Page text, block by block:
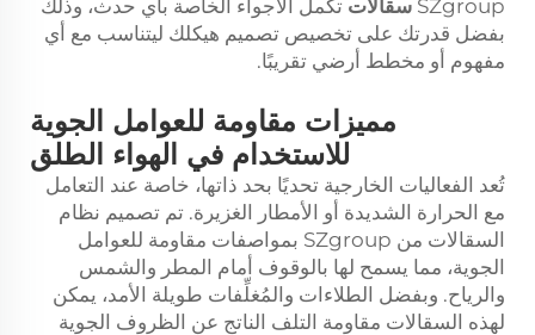
SZgroup سقالات تكمل الأجواء الخاصة بأي حدث، وذلك
بفضل قدرتك على تخصيص تصميم هيكلك ليتناسب مع أي
مفهوم أو مخطط أرضي تقريبًا.
مميزات مقاومة للعوامل الجوية
للاستخدام في الهواء الطلق
تُعد الفعاليات الخارجية تحديًا بحد ذاتها، خاصة عند التعامل
مع الحرارة الشديدة أو الأمطار الغزيرة. تم تصميم نظام
السقالات من SZgroup بمواصفات مقاومة للعوامل
الجوية، مما يسمح لها بالوقوف أمام المطر والشمس
والرياح. وبفضل الطلاءات والمُغلِّفات طويلة الأمد، يمكن
لهذه السقالات مقاومة التلف الناتج عن الظروف الجوية